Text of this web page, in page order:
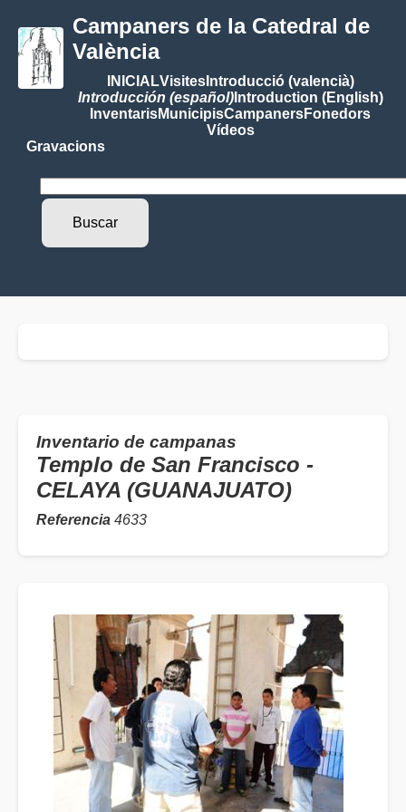
Campaners de la Catedral de
València
INICIALVisitesIntroducció (valencià)
Introducción (español)Introduction (English)
InventarisMunicipisCampanersFonedors
Vídeos
Gravacions
Inventario de campanas
Templo de San Francisco -
CELAYA (GUANAJUATO)
Referencia 4633